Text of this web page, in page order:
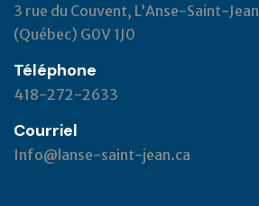
3 rue du Couvent, L’Anse-Saint-Jean
(Québec) G0V 1J0
Téléphone
418-272-2633
Courriel
Info@lanse-saint-jean.ca